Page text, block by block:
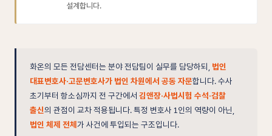
설계합니다.
화온의 모든 전담센터는 분야 전담팀이 실무를 담당하되, 법인
대표변호사·고문변호사가 법인 차원에서 공동 자문합니다. 수사
초기부터 항소심까지 전 구간에서 김앤장·사법시험 수석·검찰
출신의 관점이 교차 적용됩니다. 특정 변호사 1인의 역량이 아닌,
법인 체제 전체 가 사건에 투입되는 구조입니다.